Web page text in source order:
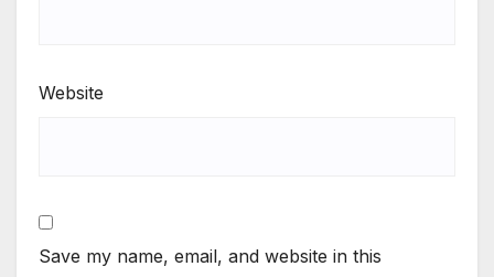
Website
Save my name, email, and website in this